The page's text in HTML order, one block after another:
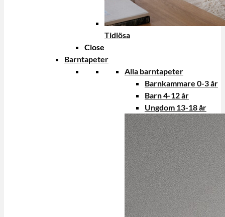
Tidlösa
Close
Barntapeter
Alla barntapeter
Barnkammare 0-3 år
Barn 4-12 år
Ungdom 13-18 år